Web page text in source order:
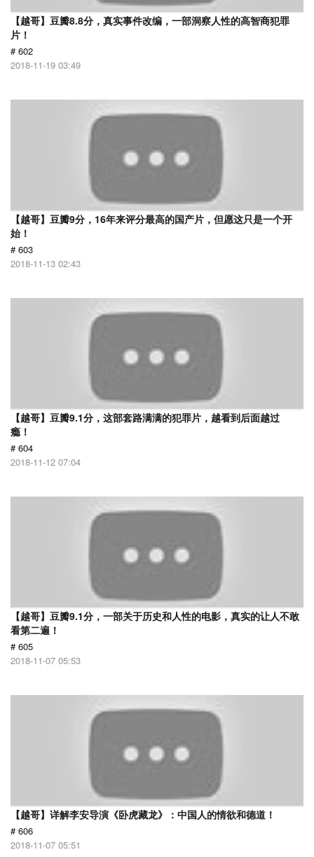
【越哥】豆瓣8.8分，真实事件改编，一部洞察人性的高智商犯罪
片！
# 602
2018-11-19 03:49
【越哥】豆瓣9分，16年来评分最高的国产片，但愿这只是一个开
始！
# 603
2018-11-13 02:43
【越哥】豆瓣9.1分，这部套路满满的犯罪片，越看到后面越过
瘾！
# 604
2018-11-12 07:04
【越哥】豆瓣9.1分，一部关于历史和人性的电影，真实的让人不敢
看第二遍！
# 605
2018-11-07 05:53
【越哥】详解李安导演《卧虎藏龙》：中国人的情欲和德道！
# 606
2018-11-07 05:51